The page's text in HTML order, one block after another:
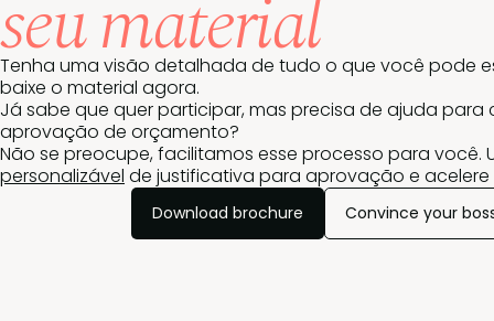
seu material
Tenha uma visão detalhada de tudo o que você pode
baixe o material agora.
Já sabe que quer participar, mas precisa de ajuda para
aprovação de orçamento?
Não se preocupe, facilitamos esse processo para você.
personalizável de justificativa para aprovação e acelere
Download brochure Convince your